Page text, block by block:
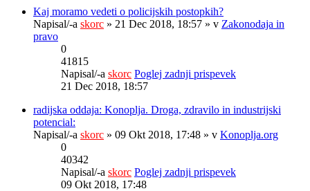
Kaj moramo vedeti o policijskih postopkih?
Napisal/-a skorc » 21 Dec 2018, 18:57 » v Zakonodaja in
pravo
0
41815
Napisal/-a skorc Poglej zadnji prispevek
21 Dec 2018, 18:57
radijska oddaja: Konoplja. Droga, zdravilo in industrijski
potencial:
Napisal/-a skorc » 09 Okt 2018, 17:48 » v Konoplja.org
0
40342
Napisal/-a skorc Poglej zadnji prispevek
09 Okt 2018, 17:48